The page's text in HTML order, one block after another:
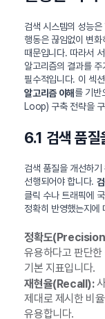
검색 시스템의 성능
행동은 끊임없이 변
때문입니다. 따라서
알고리즘의 결과를
필수적입니다. 이 섹
알고리즘 이해 를 기반
Loop) 구축 전략을
6.1 검색 품
검색 품질을 개선하기
선행되어야 합니다.
클릭 수나 트래픽에
정확히 반영했는지에
정확도
유용하다고 판단한
기본 지표입니다.
재현율(Recall):
제대로 제시한 비
유용합니다.